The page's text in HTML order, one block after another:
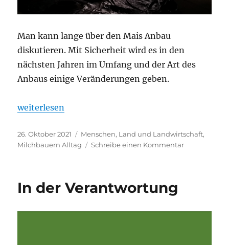
Man kann lange über den Mais Anbau
diskutieren. Mit Sicherheit wird es in den
nächsten Jahren im Umfang und der Art des
Anbaus einige Veränderungen geben.
„Richtig gute Ernte!“
weiterlesen
Veröffentlicht
am
26. Oktober 2021 Kategorien
Menschen, Land und Landwirtschaft,
Milchbauern Alltag
Schreibe einen Kommentarzu
In der Verantwortung